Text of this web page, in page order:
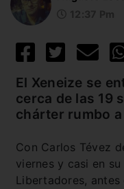
El Xeneize se
cerca de las 19
chárter rumbo a
Con Carlos Tévez
viernes y casi en
Libertadores,